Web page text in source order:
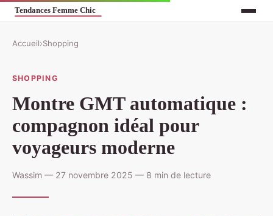
Accueil›Shopping
SHOPPING
Montre GMT automatique :
compagnon idéal pour
voyageurs moderne
Wassim — 27 novembre 2025 — 8 min de lecture